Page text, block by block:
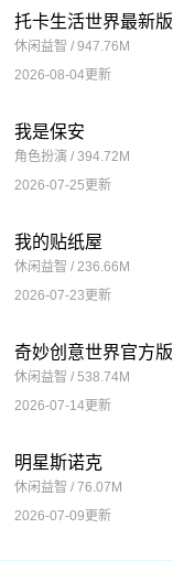
托卡生活世界最新版
休闲益智 / 947.76M
2026-08-04更新
我是保安
角色扮演 / 394.72M
2026-07-25更新
我的贴纸屋
休闲益智 / 236.66M
2026-07-23更新
奇妙创意世界官方版
休闲益智 / 538.74M
2026-07-14更新
明星斯诺克
休闲益智 / 76.07M
2026-07-09更新